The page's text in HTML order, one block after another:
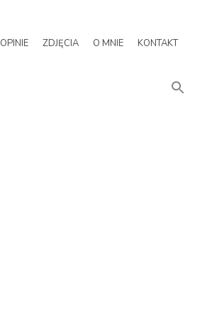
OPINIE ZDJĘCIA O MNIE KONTAKT